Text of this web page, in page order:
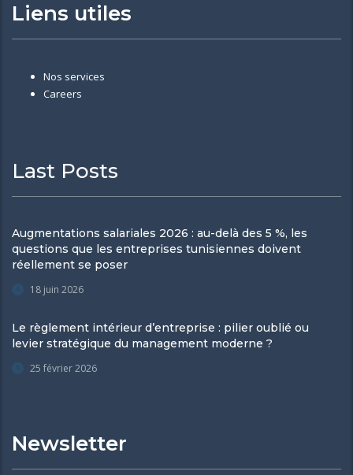
Liens utiles
Nos services
Careers
Last Posts
Augmentations salariales 2026 : au-delà des 5 %, les
questions que les entreprises tunisiennes doivent
réellement se poser
18 juin 2026
Le règlement intérieur d’entreprise : pilier oublié ou
levier stratégique du management moderne ?
25 février 2026
Newsletter